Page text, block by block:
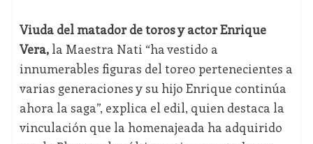
Viuda del matador de toros y actor Enrique
Vera,la Maestra Nati “ha vestido a
innumerables figuras del toreo pertenecientes a
varias generaciones y su hijo Enrique continúa
ahora la saga”, explica el edil, quien destaca la
vinculación que la homenajeada ha adquirido